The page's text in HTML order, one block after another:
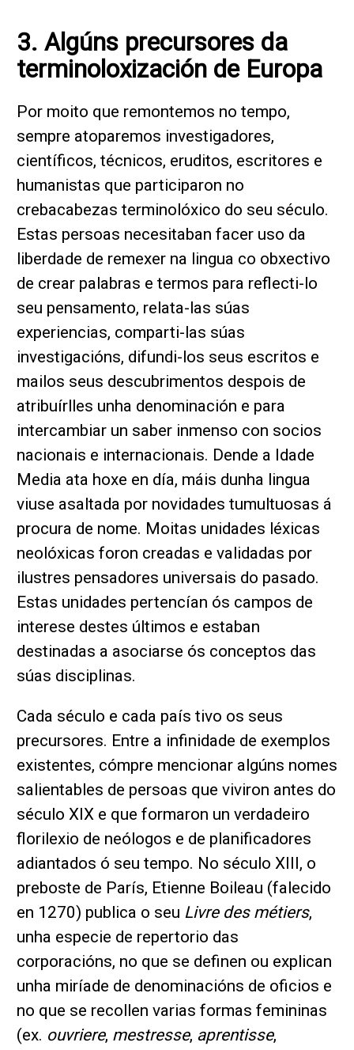
3. Algúns precursores da
terminoloxización de Europa
Por moito que remontemos no tempo,
sempre atoparemos investigadores,
científicos, técnicos, eruditos, escritores e
humanistas que participaron no
crebacabezas terminolóxico do seu século.
Estas persoas necesitaban facer uso da
liberdade de remexer na lingua co obxectivo
de crear palabras e termos para reflecti-lo
seu pensamento, relata-las súas
experiencias, comparti-las súas
investigacións, difundi-los seus escritos e
mailos seus descubrimentos despois de
atribuírlles unha denominación e para
intercambiar un saber inmenso con socios
nacionais e internacionais. Dende a Idade
Media ata hoxe en día, máis dunha lingua
viuse asaltada por novidades tumultuosas á
procura de nome. Moitas unidades léxicas
neolóxicas foron creadas e validadas por
ilustres pensadores universais do pasado.
Estas unidades pertencían ós campos de
interese destes últimos e estaban
destinadas a asociarse ós conceptos das
súas disciplinas.
Cada século e cada país tivo os seus
precursores. Entre a infinidade de exemplos
existentes, cómpre mencionar algúns nomes
salientables de persoas que viviron antes do
século XIX e que formaron un verdadeiro
florilexio de neólogos e de planificadores
adiantados ó seu tempo. No século XIII, o
preboste de París, Etienne Boileau (falecido
en 1270) publica o seu Livre des métiers,
unha especie de repertorio das
corporacións, no que se definen ou explican
unha miríade de denominacións de oficios e
no que se recollen varias formas femininas
(ex. ouvriere, mestresse, aprentisse,